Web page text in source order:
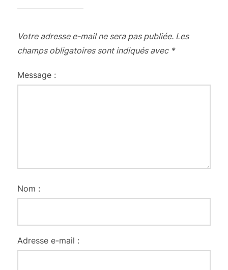
Votre adresse e-mail ne sera pas publiée. Les
champs obligatoires sont indiqués avec *
Message :
Nom :
Adresse e-mail :